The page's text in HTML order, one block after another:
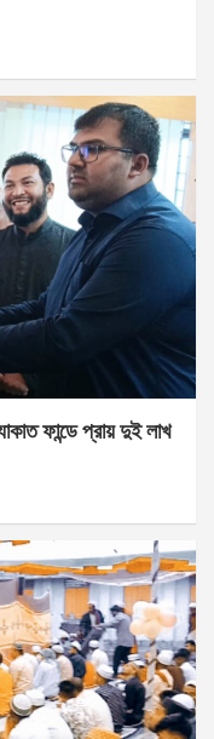
ফান্ডে প্রায় দুই লাখ